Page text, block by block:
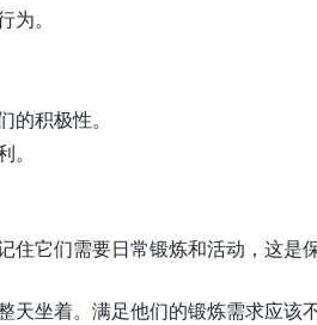
。
积极性。
它们需要日常锻炼和活动，这是
坐着。满足他们的锻炼需求应该